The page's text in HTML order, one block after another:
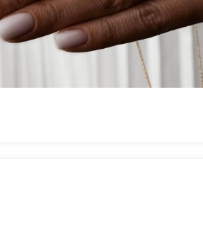
برای بزرگنمایی کلیک کنید